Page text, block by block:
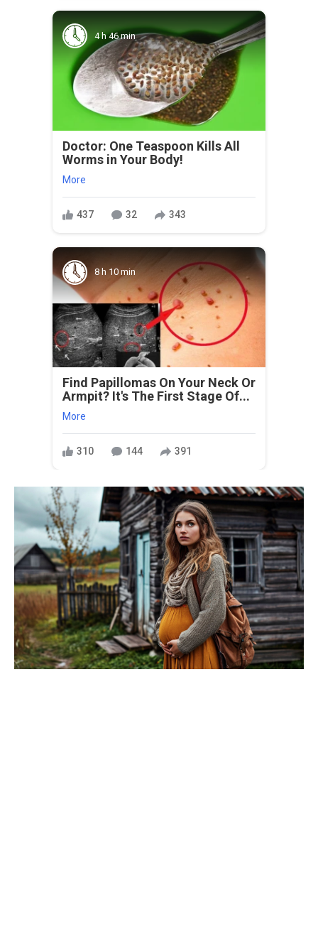
4 h 46 min
Doctor: One Teaspoon Kills All
Worms in Your Body!
More
437 32 343
8 h 10 min
Find Papillomas On Your Neck Or
Armpit? It's The First Stage Of...
More
310 144 391